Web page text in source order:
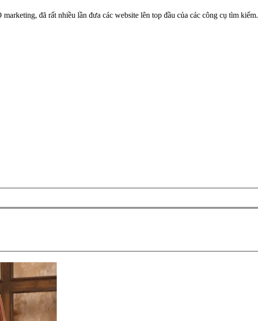
đã rất nhiều lần đưa các website lên top đầu của các công cụ tìm kiếm.